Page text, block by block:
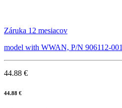
Záruka 12 mesiacov
model with WWAN, P/N 906112-001
44.88 €
44.88 €